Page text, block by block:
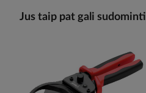
Jus taip pat gali sudominti